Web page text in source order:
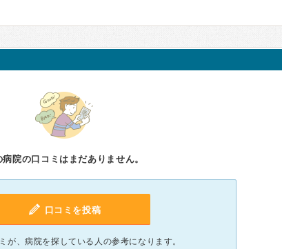
病院の口コミはまだありません。
口コミを投稿
が、病院を探している人の参考になります。